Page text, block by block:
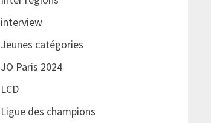
interview
Jeunes catégories
JO Paris 2024
LCD
Ligue des champions